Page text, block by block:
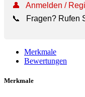
👤
Anmelden /
📞
Fragen? Rufen
Merkmale
Bewertungen
Merkmale